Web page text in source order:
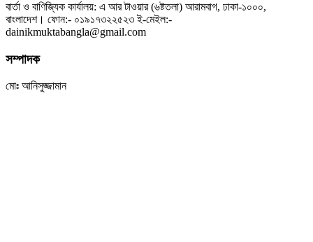
বার্তা ও বাণিজ্যিক কার্যালয়: এ আর টাওয়ার (৬ষ্টতলা) আরামবাগ, ঢাকা-১০০০,
বাংলাদেশ। ফোন:- ০১৯১৭৩২২৫২৩ ই-মেইল:-
dainikmuktabangla@gmail.com
সম্পাদক
মোঃ আনিসুজ্জামান